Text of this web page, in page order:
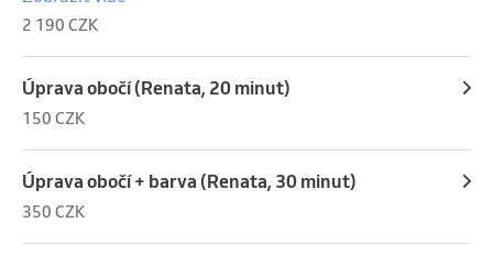
zaměřené a speciálně zacílené  k potřebám Vaší
pleti. Výsledkem je viditelně omlazená a sjednocená
pleť!
2 190 CZK
Úprava obočí (Renata, 20 minut)
150 CZK
Úprava obočí + barva (Renata, 30 minut)
350 CZK